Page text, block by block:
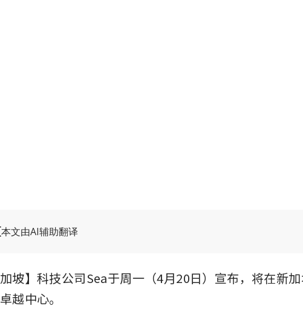
本文由AI辅助翻译
加坡】科技公司Sea于周一（4月20日）宣布，将在新
越中心。